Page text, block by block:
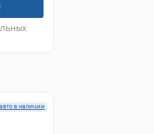
авто в наличии